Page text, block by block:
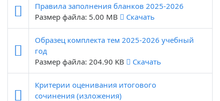
Правила заполнения бланков 2025-2026
Размер файла: 5.00 MB
Скачать
Образец комплекта тем 2025-2026 учебный
год
Размер файла: 204.90 KB
Скачать
Критерии оценивания итогового
сочинения (изложения)